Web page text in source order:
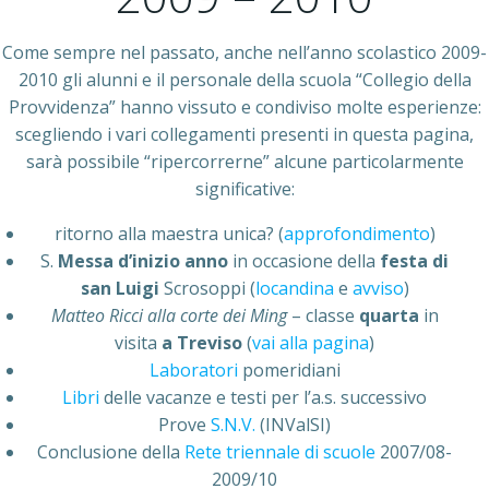
Come sempre nel passato, anche nell’anno scolastico 2009-
2010 gli alunni e il personale della scuola “Collegio della
Provvidenza” hanno vissuto e condiviso molte esperienze:
scegliendo i vari collegamenti presenti in questa pagina,
sarà possibile “ripercorrerne” alcune particolarmente
significative:
ritorno alla maestra unica? (approfondimento)
S. Messa d’inizio anno in occasione della festa di
san Luigi Scrosoppi (locandina e avviso)
Matteo Ricci alla corte dei Ming– classe quarta in
visita a Treviso(vai alla pagina)
Laboratori pomeridiani
Libri delle vacanze e testi per l’a.s. successivo
Prove S.N.V. (INValSI)
Conclusione della Rete triennale di scuole 2007/08-
2009/10